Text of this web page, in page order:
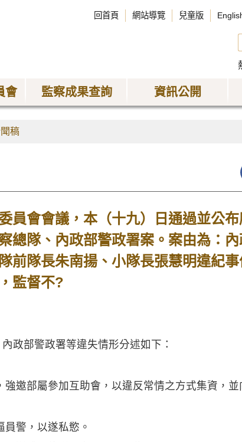
回首頁 網站導覽 兒童版
會 監察成果查詢 資訊公開
稿
會會議，本（十九）日通過並公布
總隊、內政部警政署案。案由為：
前隊長朱南揚、小隊長張慧明違紀
監督不?
部警政署等違失情形分述如下：
強邀部屬參加互助會，以違反常情之方式集資，
員警，以遂私慾。